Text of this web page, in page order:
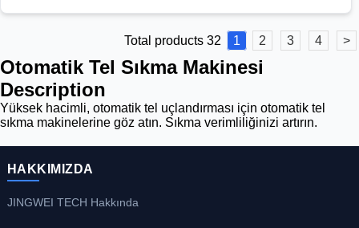
Total products 32 1 2 3 4 >
Otomatik Tel Sıkma Makinesi
Description
Yüksek hacimli, otomatik tel uçlandırması için otomatik tel
sıkma makinelerine göz atın. Sıkma verimliliğinizi artırın.
HAKKIMIZDA
JINGWEI TECH Hakkında